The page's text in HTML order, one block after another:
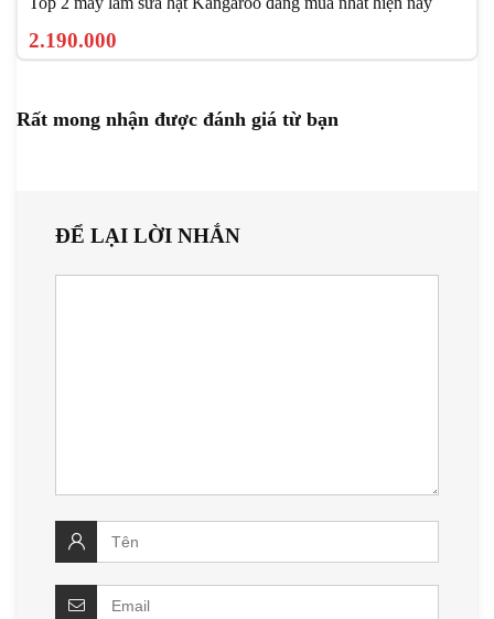
2.190.000
Rất mong nhận được đánh giá từ bạn
ĐỂ LẠI LỜI NHẮN